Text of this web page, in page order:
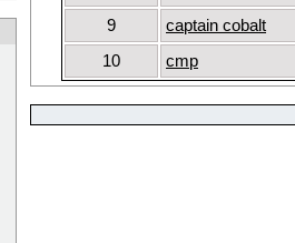
9
captain cobalt
10
cmp